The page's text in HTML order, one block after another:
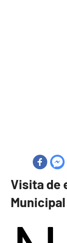
Visita de